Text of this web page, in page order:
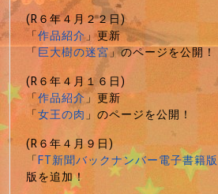
(R６年４月２２日)
「作品紹介」更新
「巨大樹の迷宮」のページを公開！
(R６年４月１６日)
「作品紹介」更新
「女王の肉」のページを公開！
(R６年４月９日)
「FT新聞バックナンバー電子書籍版
版を追加！